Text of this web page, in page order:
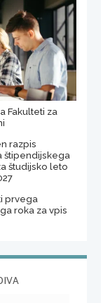
Fakulteti za
razpis
štipendijskega
študijsko leto
prvega
roka za vpis